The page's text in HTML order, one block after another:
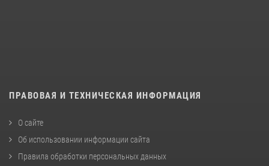
ПРАВОВАЯ И ТЕХНИЧЕСКАЯ ИНФОРМАЦИЯ
О сайте
Об использовании информации сайта
Правила обработки персональных данных